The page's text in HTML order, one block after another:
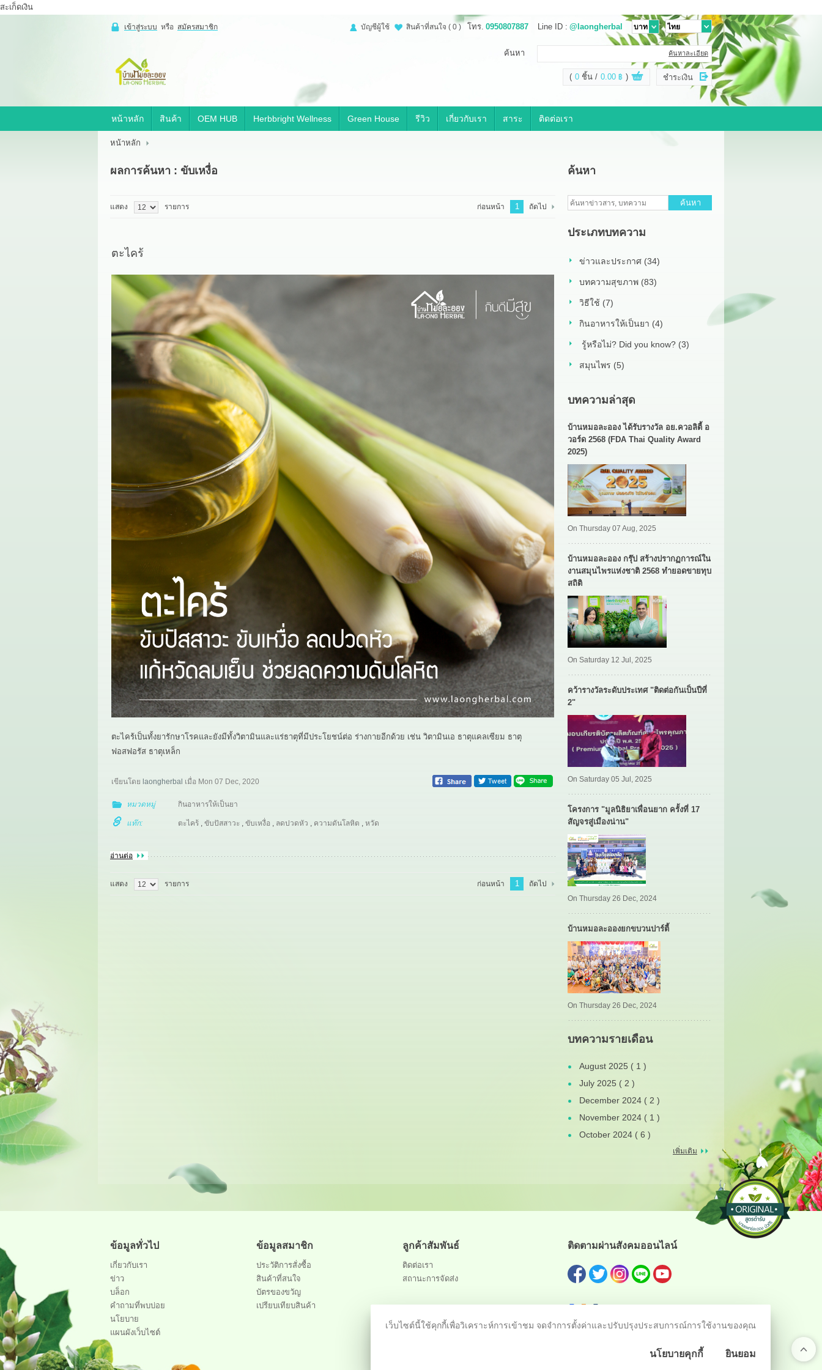
สะเก็ดเงิน
OEM HUB
HERBBRIGHT WELLNESS
รีวิว เกี่ยวกับเรา
เข้าสู่ระบบ หรือ สมัครสมาชิก โทร. 0950807887 Line ID : @laongherbal
สินค้าที่สนใจ ( 0 )
บัญชีผู้ใช้
ค้นหา ค้นหาละเอียด
( 0 ชิ้น 0.00 ฿ ) ชำระเงิน
หน้าหลัก สินค้า OEM HUB Herbbright Wellness Green House รีวิว เกี่ยวกับเรา สาระ ติดต่อเรา
หน้าหลัก
ผลการค้นหา : ขับเหงื่อ
แสดง รายการ ก่อนหน้า 1 ถัดไป
ตะไคร้
ตะไคร้เป็นทั้งยารักษาโรคและยังมีทั้งวิตามินและแร่ธาตุที่มีประโยชน์ต่อ ร่างกายอีกด้วย เช่น วิตามินเอ ธาตุแคลเซียม ธาตุ
ฟอสฟอรัส ธาตุเหล็ก
เขียนโดย laongherbal เมื่อ Mon 07 Dec, 2020
หมวดหมู่ กินอาหารให้เป็นยา
แท๊ก: ตะไคร้, ขับปัสสาวะ , ขับเหงื่อ , ลดปวดหัว , ความดันโลหิต , หวัด
อ่านต่อ
แสดง รายการ ก่อนหน้า 1 ถัดไป
ค้นหา
ค้นหา
ประเภทบทความ
ข่าวและประกาศ (34)
บทความสุขภาพ (83)
วิธีใช้ (7)
กินอาหารให้เป็นยา (4)
รู้หรือไม่? Did you know? (3)
สมุนไพร (5)
บทความล่าสุด
บ้านหมอละออง ได้รับรางวัล อย.ควอลิตี้ อ
วอร์ด 2568 (FDA Thai Quality Award
2025)
On Thursday 07 Aug, 2025
บ้านหมอละออง กรุ๊ป สร้างปรากฏการณ์ใน
งานสมุนไพรแห่งชาติ 2568 ทำยอดขายทุบ
สถิติ
On Saturday 12 Jul, 2025
คว้ารางวัลระดับประเทศ "ติดต่อกันเป็นปีที่
2"
On Saturday 05 Jul, 2025
โครงการ "มูลนิธิยาเพื่อนยาก ครั้งที่ 17
สัญจรสู่เมืองน่าน"
On Thursday 26 Dec, 2024
บ้านหมอละอองยกขบวนปาร์ตี้
On Thursday 26 Dec, 2024
บทความรายเดือน
August 2025 ( 1 )
July 2025 ( 2 )
December 2024 ( 2 )
November 2024 ( 1 )
October 2024 ( 6 )
เพิ่มเติม
ข้อมูลทั่วไป
เกี่ยวกับเรา
ข่าว
บล็อก
คำถามที่พบบ่อย
นโยบาย
แผนผังเว็บไซต์
ข้อมูลสมาชิก
ประวัติการสั่งซื้อ
สินค้าที่สนใจ
บัตรของขวัญ
เปรียบเทียบสินค้า
ลูกค้าสัมพันธ์
ติดต่อเรา
สถานะการจัดส่ง
ติดตามผ่านสังคมออนไลน์
เว็บไซต์นี้ใช้คุกกี้เพื่อวิเคราะห์การเข้าชม จดจำการตั้งค่าและปรับปรุงประสบการณ์การใช้งานของคุณ
นโยบายคุกกี้ ยินยอม